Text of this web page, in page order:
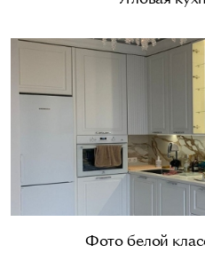
Фото белой